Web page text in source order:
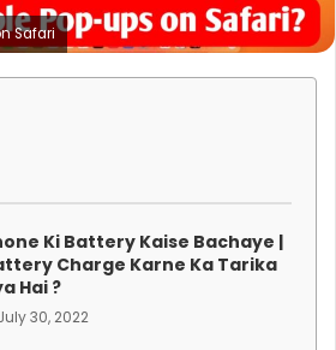
Safari
Ki Battery Kaise Bachaye |
Charge Karne Ka Tarika
Hai ?
30, 2022